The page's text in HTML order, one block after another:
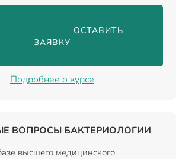
ОСТАВИТЬ
ЗАЯВКУ
Подробнее о курсе
ВОПРОСЫ БАКТЕРИОЛОГИИ
высшего медицинского